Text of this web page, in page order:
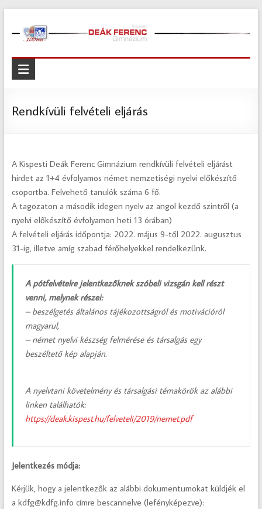
Kispesti
Ferenc
Deák
Ferenc
Gimnázium
Rendkívüli felvételi eljárás
A Kispesti Deák Ferenc Gimnázium rendkívüli felvételi eljárást
hirdet az 1+4 évfolyamos német nemzetiségi nyelvi előkészítő
csoportba. Felvehető tanulók száma 6 fő.
A tagozaton a második idegen nyelv az angol kezdő szintről (a
nyelvi előkészítő évfolyamon heti 13 órában)
A felvételi eljárás időpontja: 2022. május 9-től 2022. augusztus
31-ig, illetve amíg szabad férőhelyekkel rendelkezünk.
A pótfelvételre jelentkezőknek szóbeli vizsgán kell részt
venni, melynek részei:
– beszélgetés általános tájékozottságról és motivációról
magyarul,
– német nyelvi készség felmérése és társalgás egy
beszéltető kép alapján.
A nyelvtani követelmény és társalgási témakörök az alábbi
linken találhatók:
https://deak.kispest.hu/felveteli/2019/nemet.pdf
Jelentkezés módja:
Kérjük, hogy a jelentkezők az alábbi dokumentumokat küldjék el
a kdfg@kdfg.info címre bescannelve (lefényképezve):